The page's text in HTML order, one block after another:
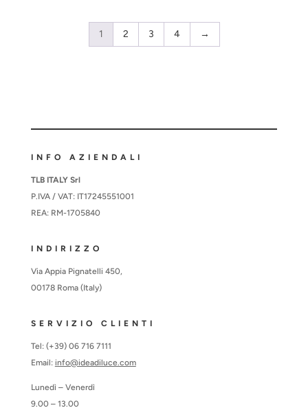
1 2 3 4 →
INFO AZIENDALI
TLB ITALY Srl
P.IVA / VAT: IT17245551001
REA: RM-1705840
INDIRIZZO
Via Appia Pignatelli 450,
00178 Roma (Italy)
SERVIZIO CLIENTI
Tel: (+39) 06 716 7111
Email: info@ideadiluce.com
Lunedì – Venerdì
9.00 – 13.00